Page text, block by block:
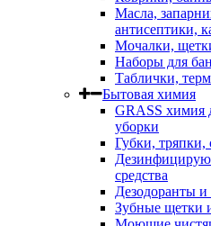
Масла,
антисептики,
Мочалки,
Наборы для
Таблички,
Бытовая химия
GRASS химия
уборки
Губки, тряпки,
средства
Дезодоранты и
Зубные щетки